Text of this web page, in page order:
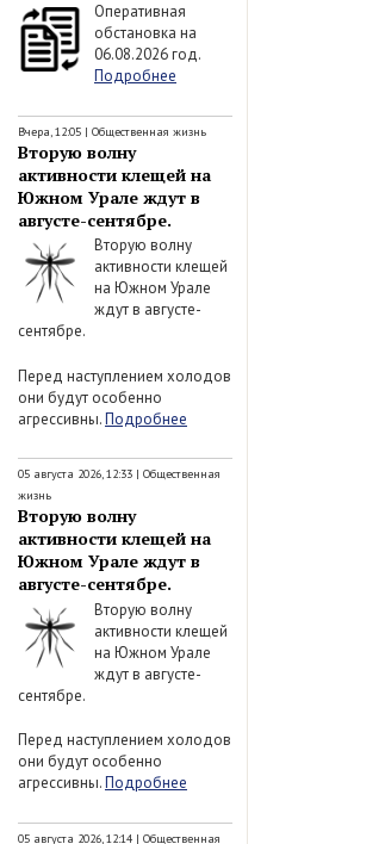
Оперативная
обстановка на
06.08.2026 год.
Подробнее
Вчера, 12:05 | Общественная жизнь
Вторую волну
активности клещей на
Южном Урале ждут в
августе-сентябре.
Вторую волну
активности клещей
на Южном Урале
ждут в августе-
сентябре.
Перед наступлением холодов
они будут особенно
агрессивны.Подробнее
05 августа 2026, 12:33 | Общественная
жизнь
Вторую волну
активности клещей на
Южном Урале ждут в
августе-сентябре.
Вторую волну
активности клещей
на Южном Урале
ждут в августе-
сентябре.
Перед наступлением холодов
они будут особенно
агрессивны.Подробнее
05 августа 2026, 12:14 | Общественная